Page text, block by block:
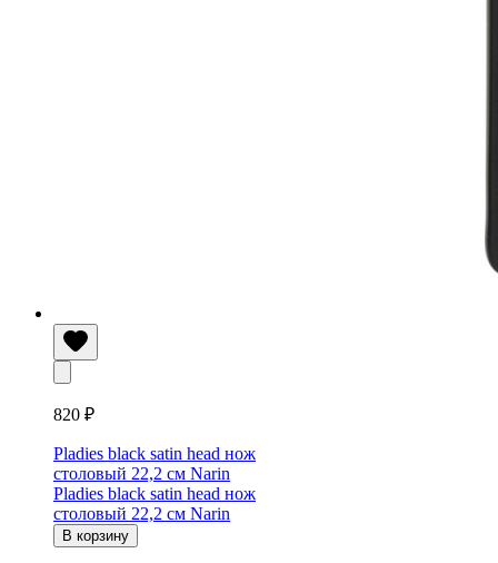
820 ₽
Pladies black satin head нож
столовый 22,2 см Narin
Pladies black satin head нож
столовый 22,2 см Narin
В корзину